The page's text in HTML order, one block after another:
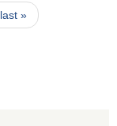
last »